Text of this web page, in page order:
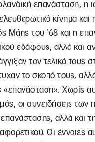
επανάσταση, η
κίνημα
Μάης του ’68 και η
εδάφους, αλλά και
τον τελικό τους
το σκοπό τους,
«επανάσταση». Χωρίς
οι συνειδήσεις των
αλλά και
Οι έννοιες